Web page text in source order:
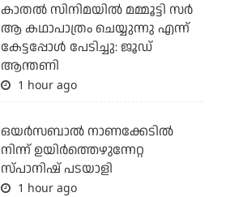
കാതൽ സിനിമയിൽ മമ്മൂട്ടി സർ
ആ കഥാപാത്രം ചെയ്യുന്നു എന്ന്
കേട്ടപ്പോൾ പേടിച്ചു: ജൂഡ്
ആന്തണി
1 hour ago
ഒയര്‍സബാൽ നാണക്കേടിൽ
നിന്ന് ഉയിർത്തെഴുന്നേറ്റ
സ്പാനിഷ് പടയാളി
1 hour ago